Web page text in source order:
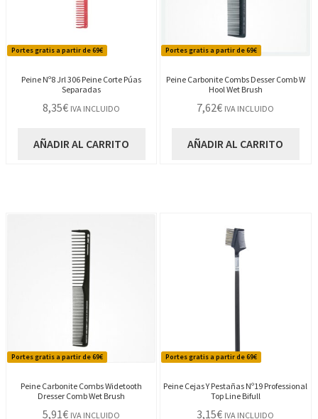
Portes gratis a partir de 69€
Peine Nº8 Jrl 306 Peine Corte Púas
Separadas
8,35€ IVA INCLUIDO
AÑADIR AL CARRITO
Portes gratis a partir de 69€
Peine Carbonite Combs Desser Comb W
Hool Wet Brush
7,62€ IVA INCLUIDO
AÑADIR AL CARRITO
Portes gratis a partir de 69€
Peine Carbonite Combs Widetooth
Dresser Comb Wet Brush
5,91€ IVA INCLUIDO
Portes gratis a partir de 69€
Peine Cejas Y Pestañas Nº19 Professional
Top Line Bifull
3,15€ IVA INCLUIDO